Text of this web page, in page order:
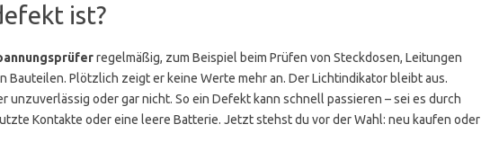
ist?
regelmäßig, zum Beispiel beim Prüfen von Steckdosen, Leitungen
Bauteilen. Plötzlich zeigt er keine Werte mehr an. Der Lichtindikator bleibt aus.
unzuverlässig oder gar nicht. So ein Defekt kann schnell passieren – sei es durch
Kontakte oder eine leere Batterie. Jetzt stehst du vor der Wahl: neu kaufen oder